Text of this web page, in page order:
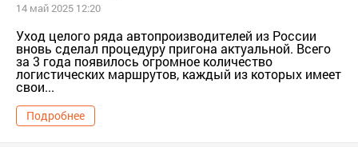
14 май 2025 12:20
Уход целого ряда автопроизводителей из России
вновь сделал процедуру пригона актуальной. Всего
за 3 года появилось огромное количество
логистических маршрутов, каждый из которых имеет
свои...
Подробнее